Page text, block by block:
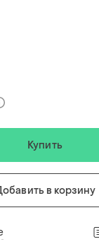
Купить
в корзину